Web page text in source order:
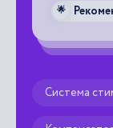
🌟
Система